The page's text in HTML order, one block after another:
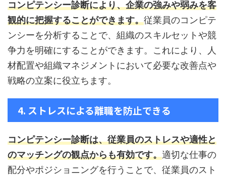
コンピテンシー診断により、企業の強みや弱みを客
観的に把握することができます。従業員のコンピテ
ンシーを分析することで、組織のスキルセットや競
争力を明確にすることができます。これにより、人
材配置や組織マネジメントにおいて必要な改善点や
戦略の立案に役立ちます。
4. ストレスによる離職を防止できる
コンピテンシー診断は、従業員のストレスや適性と
のマッチングの観点からも有効です。適切な仕事の
配分やポジショニングを行うことで、従業員のスト